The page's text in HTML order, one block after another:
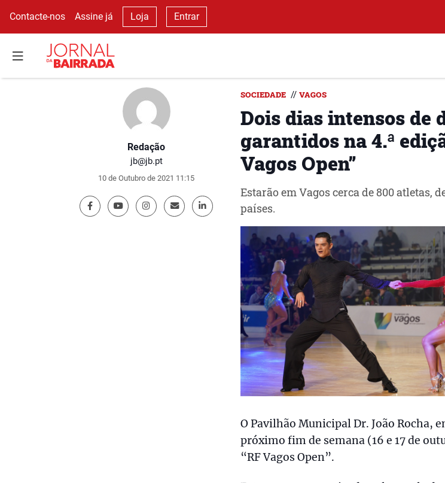
Contacte-nos Assine já Loja Entrar
Redação
jb@jb.pt
10 de Outubro de 2021 11:15
SOCIEDADE // VAGOS
Dois dias intensos de
garantidos na 4.ª
Vagos Open”
Estarão em Vagos cerca de 800 atletas,
países.
O Pavilhão Municipal Dr. João Rocha,
próximo fim de semana (16 e 17 de
“RF Vagos Open”.